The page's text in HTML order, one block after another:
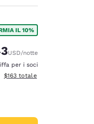
IL 10%
scontata:
USD/notte
per i soci
Visualizza i dettagli totali
$163 totale